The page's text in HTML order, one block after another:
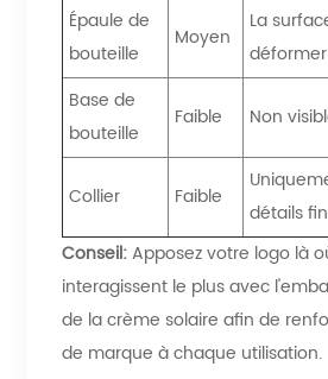
Épaule de
bouteille
Moyen
La
Base de
bouteille
Faible Non
Collier Faible
détails
Conseil:Apposez votre logo là
interagissent le plus avec
de la crème solaire afin de
de marque à chaque utilisation.